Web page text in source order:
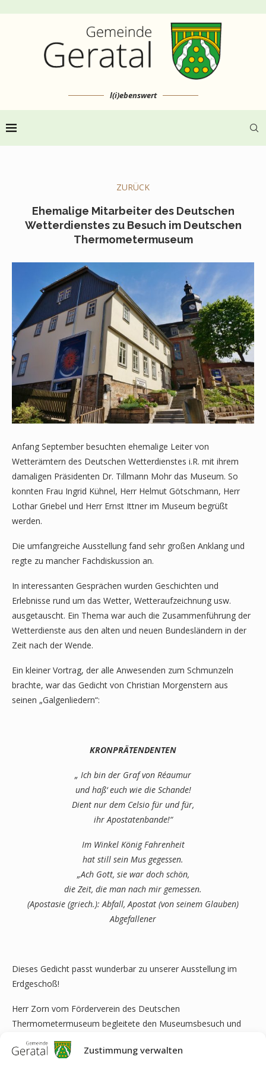
Zustimmung verwalten
l(i)ebenswert
ZURÜCK
Ehemalige Mitarbeiter des Deutschen
Wetterdienstes zu Besuch im Deutschen
Thermometermuseum
Anfang September besuchten ehemalige Leiter von
Wetterämtern des Deutschen Wetterdienstes i.R. mit ihrem
damaligen Präsidenten Dr. Tillmann Mohr das Museum. So
konnten Frau Ingrid Kühnel, Herr Helmut Götschmann, Herr
Lothar Griebel und Herr Ernst Ittner im Museum begrüßt
werden.
Die umfangreiche Ausstellung fand sehr großen Anklang und
regte zu mancher Fachdiskussion an.
In interessanten Gesprächen wurden Geschichten und
Erlebnisse rund um das Wetter, Wetteraufzeichnung usw.
ausgetauscht. Ein Thema war auch die Zusammenführung der
Wetterdienste aus den alten und neuen Bundesländern in der
Zeit nach der Wende.
Ein kleiner Vortrag, der alle Anwesenden zum Schmunzeln
brachte, war das Gedicht von Christian Morgenstern aus
seinen „Galgenliedern“:
KRONPRÄTENDENTEN
„ Ich bin der Graf von Réaumur
und haß‘ euch wie die Schande!
Dient nur dem Celsio für und für,
ihr Apostatenbande!“
Im Winkel König Fahrenheit
hat still sein Mus gegessen.
„Ach Gott, sie war doch schön,
die Zeit, die man nach mir gemessen.
(Apostasie (griech.): Abfall, Apostat (von seinem Glauben)
Abgefallener
Dieses Gedicht passt wunderbar zu unserer Ausstellung im
Erdgeschoß!
Herr Zorn vom Förderverein des Deutschen
Thermometermuseum begleitete den Museumsbesuch und
steuerte bei Kaffee und Kuchen so manche Episode aus seiner
Berufspraxis bei.